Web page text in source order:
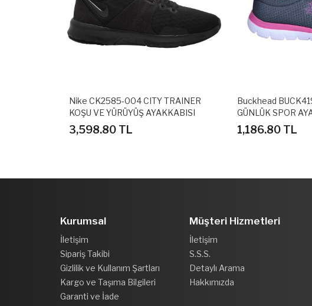
Nike CK2585-004 CITY TRAINER
KOŞU VE YÜRÜYÜŞ AYAKKABISI
3,598.80 TL
Buckhead
GÜNLÜK SPOR
1,186.80 TL
Kurumsal
İletişim
Sipariş Takibi
Gizlilik ve Kullanım Şartları
Kargo ve Taşıma Bilgileri
Garanti ve İade
Müşteri Hizmetleri
İletişim
S.S.S.
Detaylı Arama
Hakkımızda